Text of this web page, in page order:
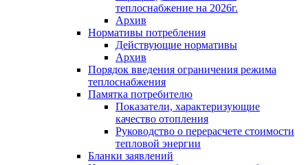
теплоснабжение на 2026г.
Архив
Нормативы потребления
Действующие нормативы
Архив
Порядок введения ограничения режима
теплоснабжения
Памятка потребителю
Показатели, характеризующие
качество отопления
Руководство о перерасчете стоимости
тепловой энергии
Бланки заявлений